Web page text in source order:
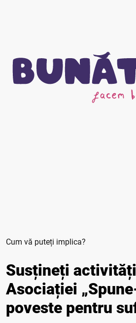
Cum vă puteți implica?
Susțineți
Asociației
poveste pentru